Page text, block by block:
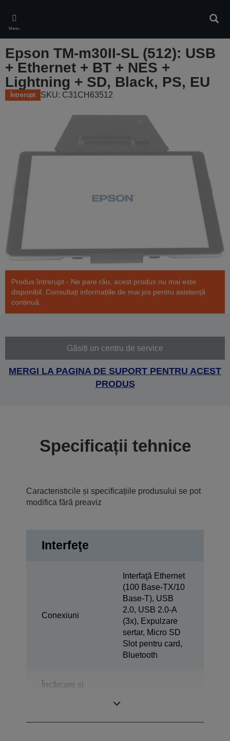
main
content
Meniu
Epson TM-m30II-SL (512): USB
+ Ethernet + BT + NES +
Lightning + SD, Black, PS, EU
Întrerupt SKU: C31CH63512
Produs întrerupt - Ne pare rău, acest produs nu mai este
disponibil. Consultați informațiile de mai jos pentru asistență
continuă.
Găsiți un centru de service
MERGI LA PAGINA DE SUPORT PENTRU ACEST
PRODUS
Specificații tehnice
Caracteristicile și specificațiile produsului se pot
modifica fără preaviz
Interfeţe
Conexiuni
Interfaţă Ethernet
(100 Base-TX/10
Base-T), USB
2.0, USB 2.0-A
(3x), Expulzare
sertar, Micro SD
Slot pentru card,
Bluetooth
Încărcare și